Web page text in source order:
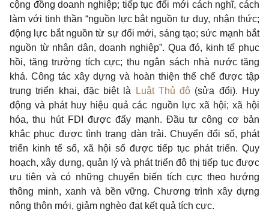
cộng đồng doanh nghiệp; tiếp tục đổi mới cách nghĩ, cách
làm với tinh thần “nguồn lực bắt nguồn tư duy, nhận thức;
động lực bắt nguồn từ sự đổi mới, sáng tạo; sức mạnh bắt
nguồn từ nhân dân, doanh nghiệp”. Qua đó, kinh tế phục
hồi, tăng trưởng tích cực; thu ngân sách nhà nước tăng
khá. Công tác xây dựng và hoàn thiện thể chế được tập
trung triển khai, đặc biệt là
Luật Thủ đô (sửa đổi). Huy
động và phát huy hiệu quả các nguồn lực xã hội; xã hội
hóa, thu hút FDI được đẩy mạnh. Đầu tư công cơ bản
khắc phục được tình trạng dàn trải. Chuyển đổi số, phát
triển kinh tế số, xã hội số được tiếp tục phát triển. Quy
hoạch, xây dựng, quản lý và phát triển đô thị tiếp tục được
ưu tiên và có những chuyển biến tích cực theo hướng
thông minh, xanh và bền vững. Chương trình xây dựng
nông thôn mới, giảm nghèo đạt kết quả tích cực.